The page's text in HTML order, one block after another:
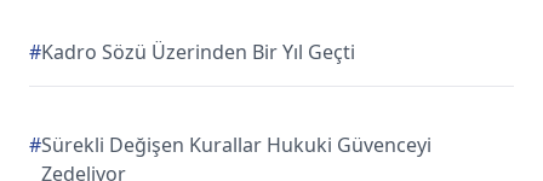
#Kadro Sözü Üzerinden Bir Yıl Geçti
#Sürekli Değişen Kurallar Hukuki Güvenceyi
Zedeliyor